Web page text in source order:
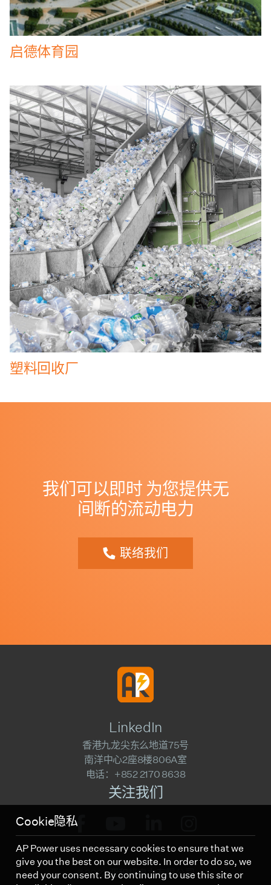
启德体育园
塑料回收厂
我们可以即时 为您提供无
间断的流动电力
联络我们
LinkedIn
香港九龙尖东么地道75号
南洋中心2座8楼806A室
电话：+852 2170 8638
关注我们
©2022 亚积邦电力有限公司
Cookie隐私
AP Power uses necessary cookies to ensure that we
give you the best on our website. In order to do so, we
need your consent. By continuing to use this site or